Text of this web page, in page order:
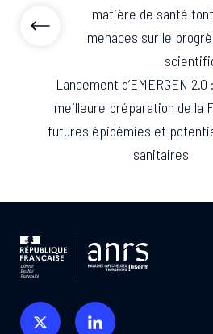
matière de santé
menaces sur le
Lancement d’EMERGEN
meilleure préparation de la
futures épidémies et
sanitaires